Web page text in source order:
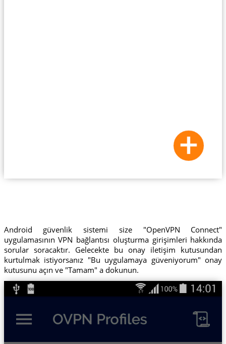
Android güvenlik sistemi size "OpenVPN Connect"
uygulamasının VPN bağlantısı oluşturma girişimleri hakkında
sorular soracaktır. Gelecekte bu onay iletişim kutusundan
kurtulmak istiyorsanız "Bu uygulamaya güveniyorum" onay
kutusunu açın ve "Tamam" a dokunun.